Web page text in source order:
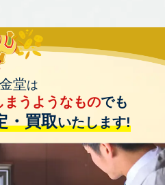
堂は
まうようなものでも
・買取いたします!